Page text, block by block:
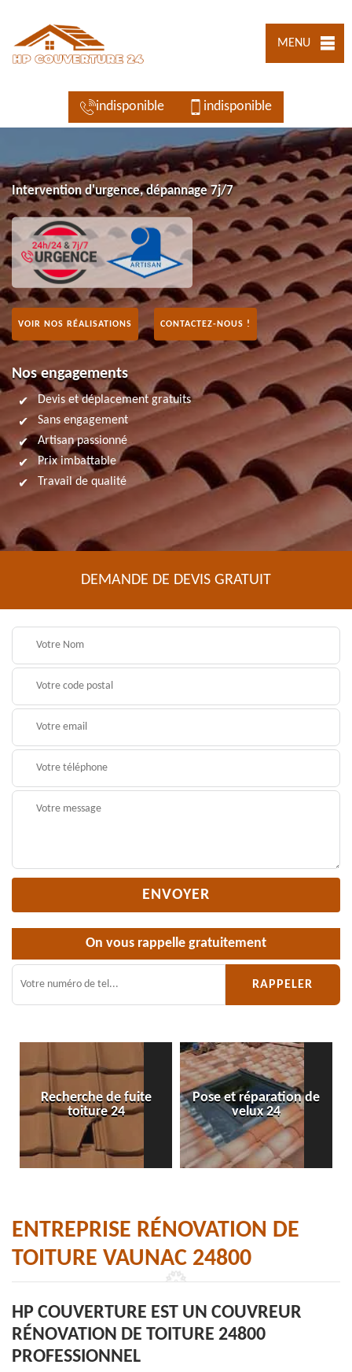
MENU
indisponible indisponible
Intervention d'urgence, dépannage 7j/7
VOIR NOS RÉALISATIONS CONTACTEZ-NOUS !
Nos engagements
Devis et déplacement gratuits
Sans engagement
Artisan passionné
Prix imbattable
Travail de qualité
DEMANDE DE DEVIS GRATUIT
On vous rappelle gratuitement
Recherche de fuite
toiture 24
Pose et réparation de
velux 24
ENTREPRISE RÉNOVATION DE
TOITURE VAUNAC 24800
HP COUVERTURE EST UN COUVREUR
RÉNOVATION DE TOITURE 24800
PROFESSIONNEL